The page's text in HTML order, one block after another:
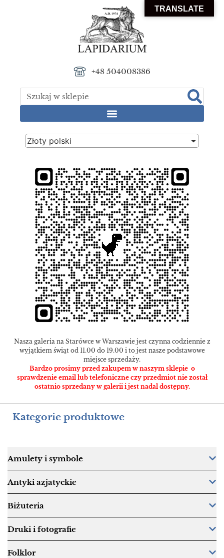
+48 504008386
Złoty polski
Nasza galeria na Starówce w Warszawie jest czynna codziennie z
wyjątkiem świąt od 11.00 do 19.00 i to jest nasze podstawowe
miejsce sprzedaży.
Bardzo prosimy przed zakupem w naszym sklepie o
sprawdzenie email lub telefoniczne czy przedmiot nie został
ostatnio sprzedany w galerii i jest nadal dostępny.
Kategorie produktowe
Amulety i symbole
Antyki azjatyckie
Biżuteria
Druki i fotografie
Folklor
TRANSLATE